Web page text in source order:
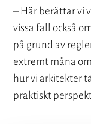
– Här berättar vi
vissa fall också
på grund av
extremt måna
hur vi arkitekter
praktiskt